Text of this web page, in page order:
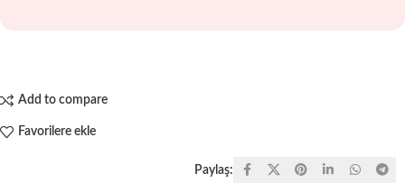
Add to compare
Favorilere ekle
Paylaş: